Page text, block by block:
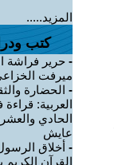
المزيد.....
كتب
- حرير فراشة
ميرفت
- الحضارة
العربية:
الحادي
عايش
- أخلاق
القرآن الكريم